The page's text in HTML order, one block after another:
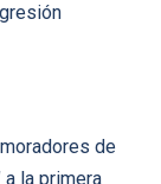
de
a la primera